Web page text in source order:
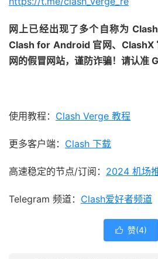
网上已经出现了多个自称为
Clash for Android 官网、ClashX
网的假冒网站，谨防诈骗！请认准
使用教程： Clash Verge 教程
更多客户端： Clash 下载
高速稳定的节点/订阅： 2024 机场
Telegram 频道： Clash爱好者频道
 赞(4)